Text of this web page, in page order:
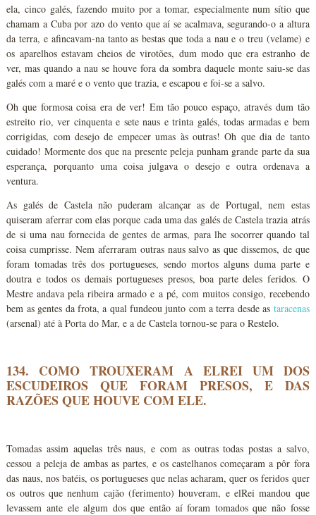
ela, cinco galés, fazendo muito por a tomar, especialmente num sítio que
chamam a Cuba por azo do vento que aí se acalmava, segurando-o a altura
da terra, e afincavam-na tanto as bestas que toda a nau e o treu (velame) e
os aparelhos estavam cheios de virotões, dum modo que era estranho de
ver, mas quando a nau se houve fora da sombra daquele monte saiu-se das
galés com a maré e o vento que trazia, e escapou e foi-se a salvo.
Oh que formosa coisa era de ver! Em tão pouco espaço, através dum tão
estreito rio, ver cinquenta e sete naus e trinta galés, todas armadas e bem
corrigidas, com desejo de empecer umas às outras! Oh que dia de tanto
cuidado! Mormente dos que na presente peleja punham grande parte da sua
esperança, porquanto uma coisa julgava o desejo e outra ordenava a
ventura.
As galés de Castela não puderam alcançar as de Portugal, nem estas
quiseram aferrar com elas porque cada uma das galés de Castela trazia atrás
de si uma nau fornecida de gentes de armas, para lhe socorrer quando tal
coisa cumprisse. Nem aferraram outras naus salvo as que dissemos, de que
foram tomadas três dos portugueses, sendo mortos alguns duma parte e
doutra e todos os demais portugueses presos, boa parte deles feridos. O
Mestre andava pela ribeira armado e a pé, com muitos consigo, recebendo
bem as gentes da frota, a qual fundeou junto com a terra desde as taracenas
(arsenal) até à Porta do Mar, e a de Castela tornou-se para o Restelo.
134. COMO TROUXERAM A ELREI UM DOS
ESCUDEIROS QUE FORAM PRESOS, E DAS
RAZÕES QUE HOUVE COM ELE.
Tomadas assim aquelas três naus, e com as outras todas postas a salvo,
cessou a peleja de ambas as partes, e os castelhanos começaram a pôr fora
das naus, nos batéis, os portugueses que nelas acharam, quer os feridos quer
os outros que nenhum cajão (ferimento) houveram, e elRei mandou que
levassem ante ele algum dos que então aí foram tomados que não fosse